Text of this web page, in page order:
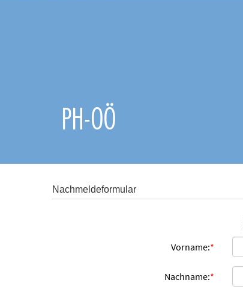
PH-OÖ
Nachmeldeformular
Vorname:*
Nachname:*